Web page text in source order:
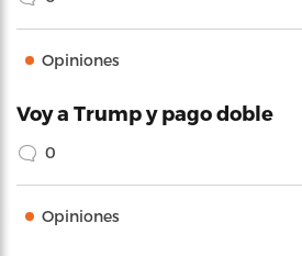
Opiniones
Voy a Trump y pago doble
0
Opiniones